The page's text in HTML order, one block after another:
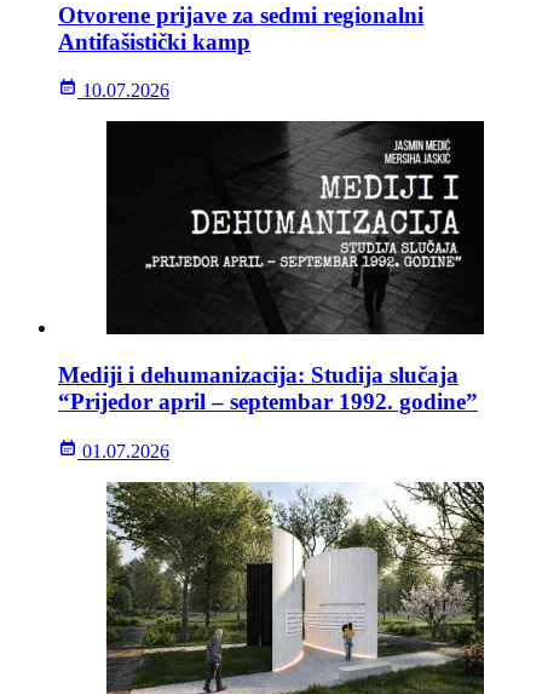
Otvorene prijave za sedmi regionalni
Antifašistički kamp
10.07.2026
Mediji i dehumanizacija: Studija slučaja
“Prijedor april – septembar 1992. godine”
01.07.2026